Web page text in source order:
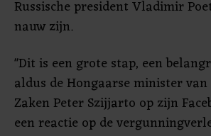
Russische president Vladimir
nauw zijn.
"Dit is een grote stap, een
aldus de Hongaarse minister
Zaken Peter Szijjarto op zijn
een reactie op de